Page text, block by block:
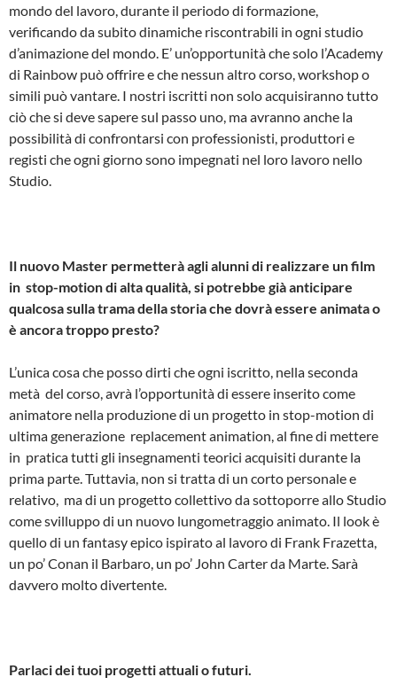
mondo del lavoro, durante il periodo di formazione,
verificando da subito dinamiche riscontrabili in ogni studio
d’animazione del mondo. E’ un’opportunità che solo l’Academy
di Rainbow può offrire e che nessun altro corso, workshop o
simili può vantare. I nostri iscritti non solo acquisiranno tutto
ciò che si deve sapere sul passo uno, ma avranno anche la
possibilità di confrontarsi con professionisti, produttori e
registi che ogni giorno sono impegnati nel loro lavoro nello
Studio.
Il nuovo Master permetterà agli alunni di realizzare un film
in stop­-motion di alta qualità, si potrebbe già anticipare
qualcosa sulla trama della storia che dovrà essere animata o
è ancora troppo presto?
L’unica cosa che posso dirti che ogni iscritto, nella seconda
metà del corso, avrà l’opportunità di essere inserito come
animatore nella produzione di un progetto in stop­-motion di
ultima generazione ­ replacement animation, al fine di mettere
in pratica tutti gli insegnamenti teorici acquisiti durante la
prima parte. Tuttavia, non si tratta di un corto personale e
relativo, ma di un progetto collettivo da sottoporre allo Studio
come svilluppo di un nuovo lungometraggio animato. Il look è
quello di un fantasy epico ispirato al lavoro di Frank Frazetta,
un po’ Conan il Barbaro, un po’ John Carter da Marte. Sarà
davvero molto divertente.
Parlaci dei tuoi progetti attuali o futuri.